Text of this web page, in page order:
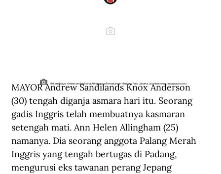
Makam Mayor Anderson dan Nona Allingham di Pemakaman Menteng Pulo, Jakarta. (sumber:www.findagrave.com)
MAYOR Andrew Sandilands Knox Anderson
(30) tengah diganja asmara hari itu. Seorang
gadis Inggris telah membuatnya kasmaran
setengah mati. Ann Helen Allingham (25)
namanya. Dia seorang anggota Palang Merah
Inggris yang tengah bertugas di Padang,
mengurusi eks tawanan perang Jepang